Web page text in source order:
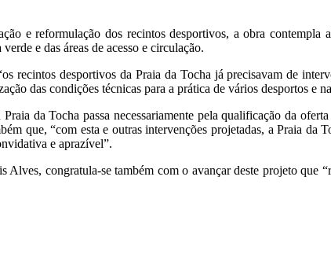
e reformulação dos recintos desportivos, a obra
e das áreas de acesso e circulação.
recintos desportivos da Praia da Tocha já precisavam de
das condições técnicas para a prática de vários desportos e
da Tocha passa necessariamente pela qualificação da
que, “com esta e outras intervenções projetadas, a Praia
e aprazível”.
Alves, congratula-se também com o avançar deste projeto que